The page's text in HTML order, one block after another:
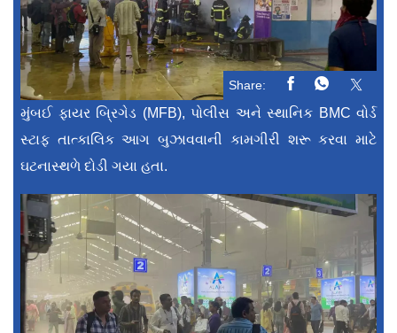
Share:
મુંબઈ ફાયર બ્રિગેડ (MFB), પોલીસ અને સ્થાનિક BMC વોર્ડ
સ્ટાફ તાત્કાલિક આગ બુઝાવવાની કામગીરી શરૂ કરવા માટે
ઘટનાસ્થળે દોડી ગયા હતા.